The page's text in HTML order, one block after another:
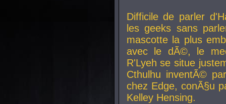
Difficile de parler
les geeks sans
mascotte la plus
avec le dÃ©, le
R'Lyeh se situe
Cthulhu inventÃ©
chez Edge, conÃ§u
Kelley Hensing.